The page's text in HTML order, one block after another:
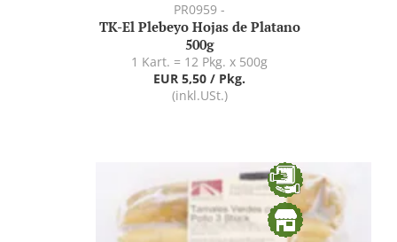
PR0959 -
TK-El Plebeyo Hojas de Platano
500g
1 Kart. = 12 Pkg. x 500g
EUR 5,50 / Pkg.
(inkl.USt.)